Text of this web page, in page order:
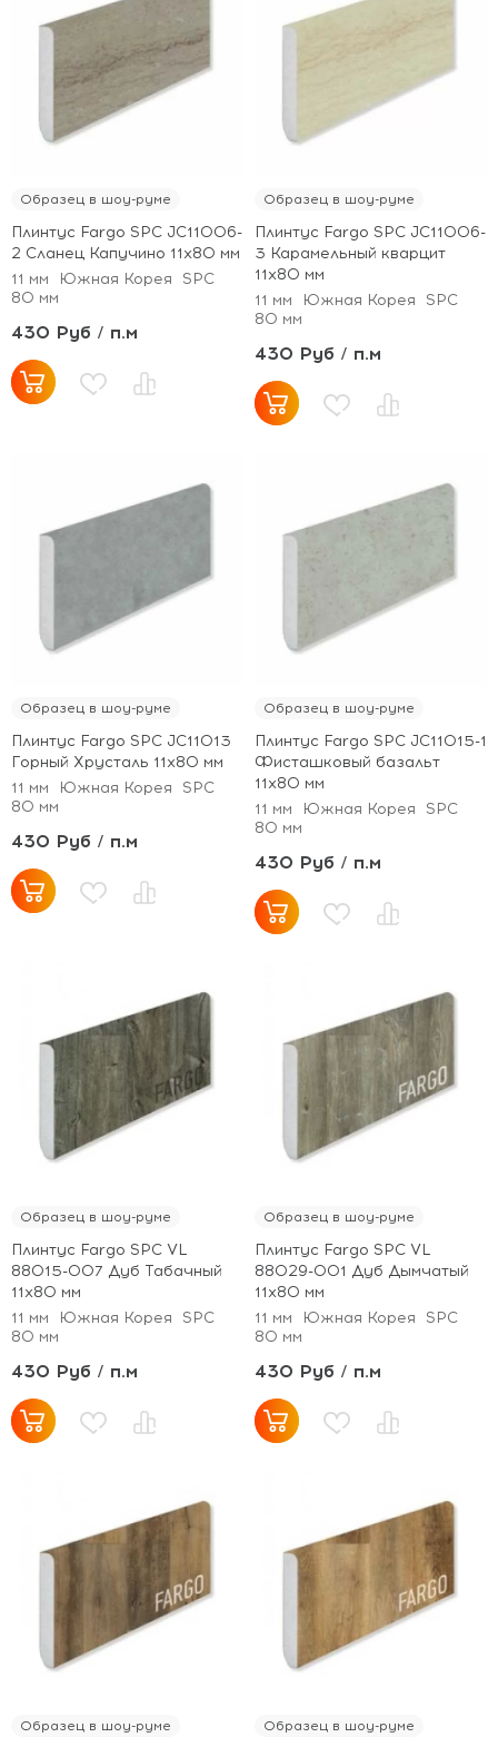
Образец в шоу-руме
Плинтус Fargo SPC JC11006-
2 Сланец Капучино 11х80 мм
11 мм
Южная Корея
SPC
80 мм
430 Руб / п.м
Образец в шоу-руме
Плинтус Fargo SPC JC11006-
3 Карамельный кварцит
11х80 мм
11 мм
Южная Корея
SPC
80 мм
430 Руб / п.м
Образец в шоу-руме
Плинтус Fargo SPC JC11013
Горный Хрусталь 11х80 мм
11 мм
Южная Корея
SPC
80 мм
430 Руб / п.м
Образец в шоу-руме
Плинтус Fargo SPC JC11015-1
Фисташковый базальт
11х80 мм
11 мм
Южная Корея
SPC
80 мм
430 Руб / п.м
Образец в шоу-руме
Плинтус Fargo SPC VL
88015-007 Дуб Табачный
11х80 мм
11 мм
Южная Корея
SPC
80 мм
430 Руб / п.м
Образец в шоу-руме
Плинтус Fargo SPC VL
88029-001 Дуб Дымчатый
11х80 мм
11 мм
Южная Корея
SPC
80 мм
430 Руб / п.м
Образец в шоу-руме Образец в шоу-руме